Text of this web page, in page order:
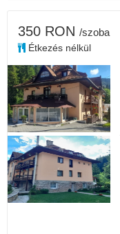
350 RON /szoba
Étkezés nélkül